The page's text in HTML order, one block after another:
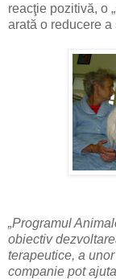
reacţie pozitivă, o
arată o reducere
„Programul
obiectiv
terapeutice, a
companie pot